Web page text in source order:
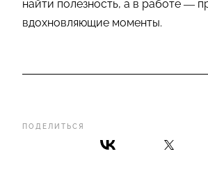
ПОДЕЛИТЬСЯ
найти полезность, а в работе —
вдохновляющие моменты.